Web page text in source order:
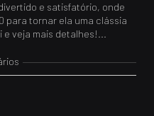
e satisfatório, onde
para tornar ela uma clássia
veja mais detalhes!...